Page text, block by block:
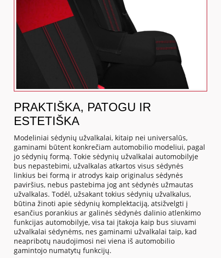
PRAKTIŠKA, PATOGU IR
ESTETIŠKA
Modeliniai sėdynių užvalkalai, kitaip nei universalūs,
gaminami būtent konkrečiam automobilio modeliui, pagal
jo sėdynių formą. Tokie sėdynių užvalkalai automobilyje
bus nepastebimi, užvalkalas atkartos visus sėdynės
linkius bei formą ir atrodys kaip originalus sėdynės
paviršius, nebus pastebima jog ant sėdynės užmautas
užvalkalas. Todėl, užsakant tokius sėdynių užvalkalus,
būtina žinoti apie sėdynių komplektaciją, atsižvelgti į
esančius porankius ar galinės sėdynės dalinio atlenkimo
funkcijas automobilyje, visa tai įtakoja kaip bus siuvami
užvalkalai sėdynėms, nes gaminami užvalkalai taip, kad
neapribotų naudojimosi nei viena iš automobilio
gamintojo numatytų funkcijų.